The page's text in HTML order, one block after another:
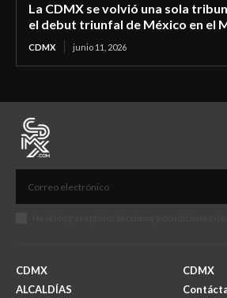
La CDMX se volvió una sola
el debut triunfal de México en el
CDMX junio 11, 2026
CDMX
ALCALDÍAS
CDMX